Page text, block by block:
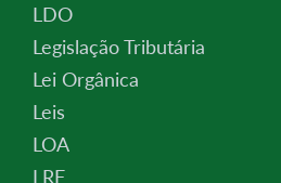
LDO
Legislação Tributária
Lei Orgânica
Leis
LOA
LRF